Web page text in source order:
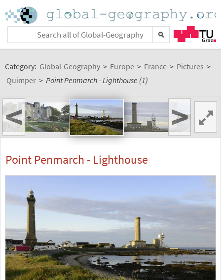
Category: Global-Geography > Europe > France > Pictures >
Quimper > Point Penmarch - Lighthouse (1)
< >
Point Penmarch - Lighthouse